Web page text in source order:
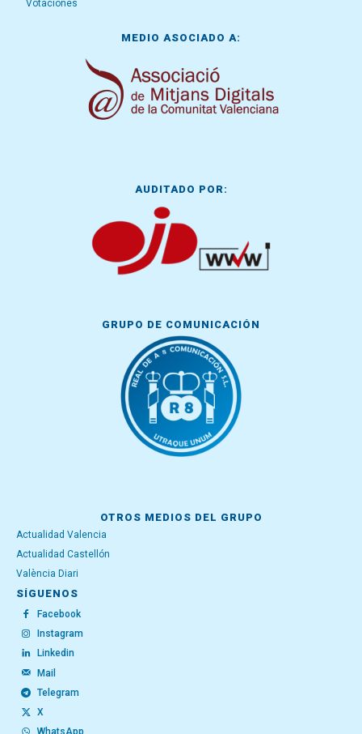
Votaciones
MEDIO ASOCIADO A:
AUDITADO POR:
GRUPO DE COMUNICACIÓN
OTROS MEDIOS DEL GRUPO
Actualidad Valencia
Actualidad Castellón
València Diari
SÍGUENOS
Facebook
Instagram
Linkedin
Mail
Telegram
X
WhatsApp